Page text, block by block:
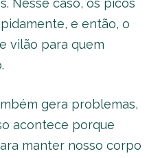
Nesse caso, os picos
e então, o
vilão para quem
gera problemas,
acontece porque
manter nosso corpo